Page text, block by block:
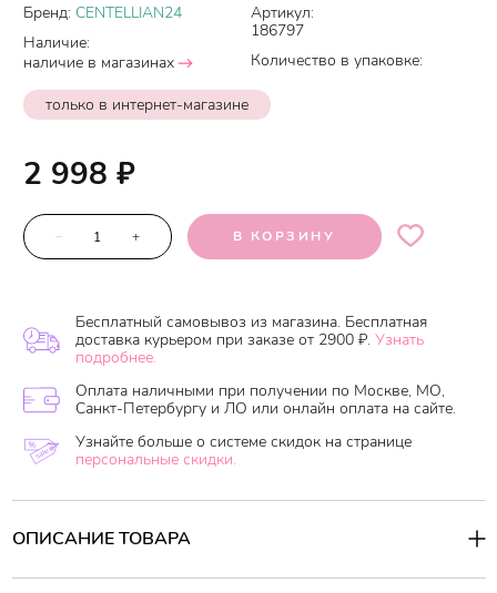
Бренд: CENTELLIAN24
Наличие:
наличие в магазинах
Артикул:
186797
Количество в упаковке:
только в интернет-магазине
2 998 ₽
– + В КОРЗИНУ
Бесплатный самовывоз из магазина. Бесплатная
доставка курьером при заказе от 2900 ₽. Узнать
подробнее.
Оплата наличными при получении по Москве, МО,
Санкт-Петербургу и ЛО или онлайн оплата на сайте.
Узнайте больше о системе скидок на странице
персональные скидки.
ОПИСАНИЕ ТОВАРА
Инновационное антивозрастное средство, разработанное для